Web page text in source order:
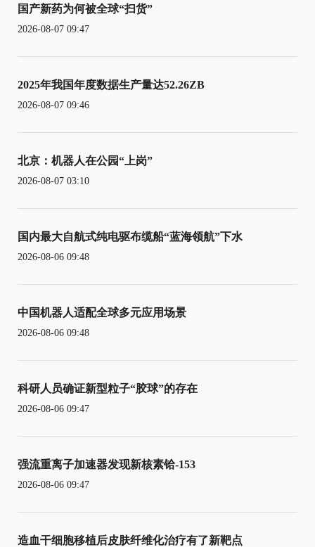
国产新药为何被全球“扫货”
2026-08-07 09:47
2025年我国年度数据生产量达52.26ZB
2026-08-07 09:46
北京：机器人在公园“上岗”
2026-08-07 03:10
国内最大自航式纯电驱布缆船“蓝海领航”下水
2026-08-06 09:48
中国机器人适配全球多元应用场景
2026-08-06 09:48
科研人员确证新型粒子“胶球”的存在
2026-08-06 09:47
强流重离子加速器发现新核素铪-153
2026-08-06 09:47
造血干细胞移植后皮肤纤维化治疗有了新靶点